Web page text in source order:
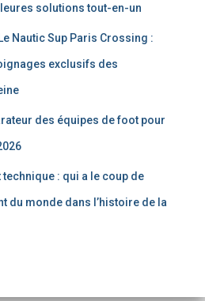
solutions tout-en-un
Nautic Sup Paris Crossing :
exclusifs des
des équipes de foot pour
: qui a le coup de
du monde dans l’histoire de la